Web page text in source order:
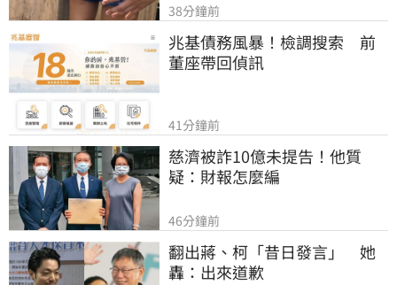
38分鐘前
兆基債務風暴！檢調搜索　前
董座帶回偵訊
41分鐘前
慈濟被詐10億未提告！他質
疑：財報怎麼編
46分鐘前
翻出蔣、柯「昔日發言」　她
轟：出來道歉